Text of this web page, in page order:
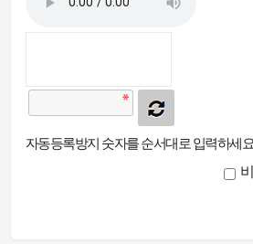
자동등록방지 숫자를 순서대로 입력하세